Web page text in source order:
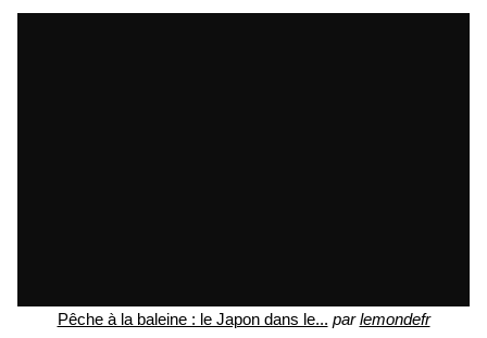
Pêche à la baleine : le Japon dans le... parlemondefr